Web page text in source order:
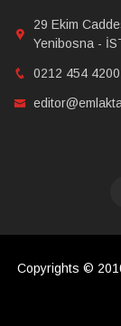
29 Ekim
Yenibosna -
0212 454 4200
Copyrights ©